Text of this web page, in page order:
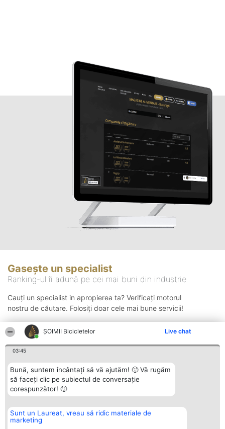
ȘOIMII Bicicletelor Live chat
03:45
Bună, suntem încântați să vă ajutăm! 🙂 Vă rugăm
să faceți clic pe subiectul de conversație
corespunzător! 🙂
Sunt un Laureat, vreau să ridic materiale de
marketing
Gasește un specialist
Ranking-ul îi adună pe cei mai buni din industrie
Cauți un specialist in apropierea ta? Verificați motorul
nostru de căutare. Folosiți doar cele mai bune servicii!
Organizator Ranking
BRIGHT SOLUTIONS BR SRL
Plebiscyt Contact